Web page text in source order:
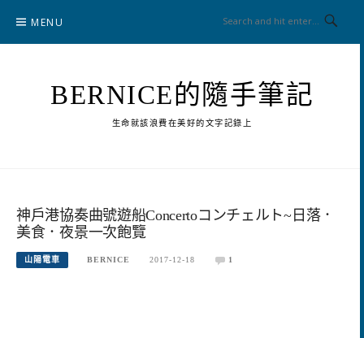
content
MENU
BERNICE的隨手筆記
生命就該浪費在美好的文字記錄上
神戶港協奏曲號遊船Concertoコンチェルト~日落．
美食．夜景一次飽覽
山陽電車 BERNICE 2017-12-18 1